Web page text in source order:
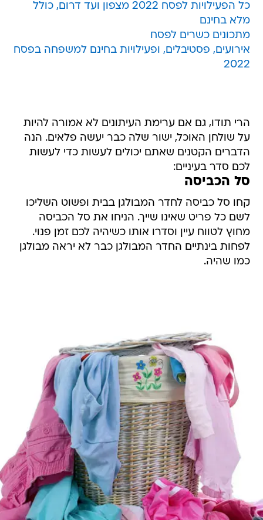
כל הפעילויות לפסח 2022 מצפון ועד דרום, כולל
מלא בחינם
מתכונים כשרים לפסח
אירועים, פסטיבלים, ופעילויות בחינם למשפחה בפסח
2022
הרי תודו, גם אם ערימת העיתונים לא אמורה להיות
על שולחן האוכל, ישור שלה כבר יעשה פלאים. הנה
הדברים הקטנים שאתם יכולים לעשות כדי לעשות
לכם סדר בעיניים:
סל הכביסה
קחו סל כביסה לחדר המבולגן בבית ופשוט השליכו
לשם כל פריט שאינו שייך. הניחו את סל הכביסה
מחוץ לטווח עיין וסדרו אותו כשיהיה לכם זמן פנוי.
לפחות בינתיים החדר המבולגן כבר לא יראה מבולגן
כמו שהיה.